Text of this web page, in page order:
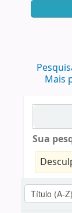
Mais
Sua